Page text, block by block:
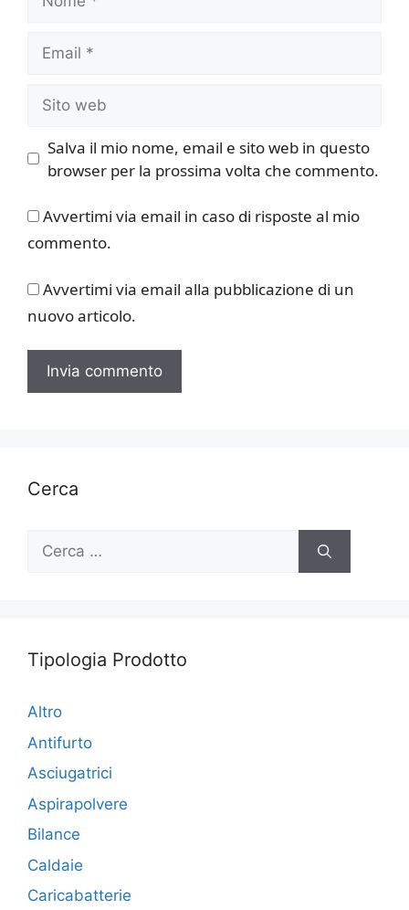
web
Salva il mio nome, email e sito web in questo
browser per la prossima volta che commento.
Avvertimi via email in caso di risposte al mio
commento.
Avvertimi via email alla pubblicazione di un
nuovo articolo.
Cerca
Ricerca
Tipologia Prodotto
Altro
Antifurto
Asciugatrici
Aspirapolvere
Bilance
Caldaie
Caricabatterie